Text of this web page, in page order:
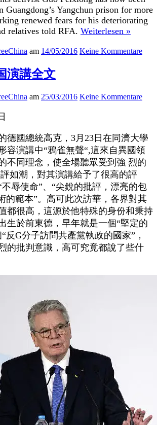
Guangdong’s Yangchun prison for more
renewed fears for his deteriorating
relatives told RFA. Weiterlesen »
am 14/05/2016 Keine Kommentare
演講全文
am 25/03/2016 Keine Kommentare
德國總統高克，3月23日在同濟大學
容演講中“鴉雀無聲“,這來自異國領
不同理念，使全場聽眾受到強 烈的
如潮，對其演講給予了很高的評
辱使命”、“尖銳的批評，漂亮的包
的範本”。高可此次訪華，各界對其
都很高，這源於他特殊的身份和秉持
生於前東德，早年就是一個“堅定的
反G分子訪問共產黨執政的國家”，
的批判意識，高可究竟都說了些什